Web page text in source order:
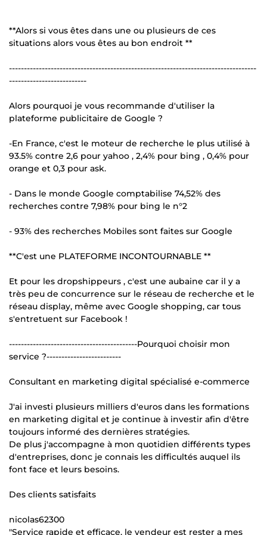
**Alors si vous êtes dans une ou plusieurs de ces
situations alors vous êtes au bon endroit **
-----------------------------------------------------------------------------------
--------------------------
Alors pourquoi je vous recommande d'utiliser la
plateforme publicitaire de Google ?
-En France, c'est le moteur de recherche le plus utilisé à
93.5% contre 2,6 pour yahoo , 2,4% pour bing , 0,4% pour
orange et 0,3 pour ask.
- Dans le monde Google comptabilise 74,52% des
recherches contre 7,98% pour bing le n°2
- 93% des recherches Mobiles sont faites sur Google
**C'est une PLATEFORME INCONTOURNABLE **
Et pour les dropshippeurs , c'est une aubaine car il y a
très peu de concurrence sur le réseau de recherche et le
réseau display, même avec Google shopping, car tous
s'entretuent sur Facebook !
-------------------------------------------Pourquoi choisir mon
service ?-------------------------
Consultant en marketing digital spécialisé e-commerce
J'ai investi plusieurs milliers d'euros dans les formations
en marketing digital et je continue à investir afin d'être
toujours informé des dernières stratégies.
De plus j'accompagne à mon quotidien différents types
d'entreprises, donc je connais les difficultés auquel ils
font face et leurs besoins.
Des clients satisfaits
nicolas62300
"Service rapide et efficace, le vendeur est rester a mes